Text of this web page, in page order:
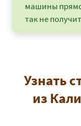
машины
так не
Узнать
из